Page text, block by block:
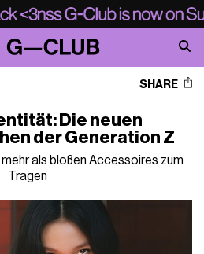
SHARE
Die neuen
der Generation Z
als bloßen Accessoires zum
Tragen